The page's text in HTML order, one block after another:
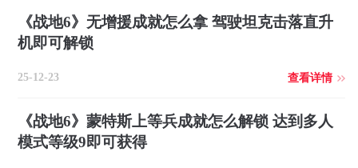
《战地6》无增援成就怎么拿 驾驶坦克击落直升
机即可解锁
25-12-23 查看详情
《战地6》蒙特斯上等兵成就怎么解锁 达到多人
模式等级9即可获得